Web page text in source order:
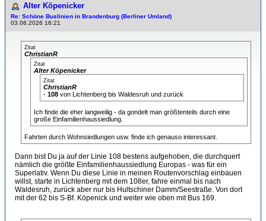
Alter Köpenicker
Re: Schöne Buslinien in Brandenburg (Berliner Umland)
03.06.2026 16:21
Zitat
ChristianR
Zitat
Alter Köpenicker
Zitat
ChristianR
- 108 von Lichtenberg bis Waldesruh und zurück
Ich finde die eher langweilig - da gondelt man größtenteils durch eine
große Einfamilienhaussiedlung.
Fahrten durch Wohnsiedlungen usw. finde ich genauso interessant.
Dann bist Du ja auf der Linie 108 bestens aufgehoben, die durchquert
nämlich die größte Einfamilienhaussiedlung Europas - was für ein
Superlativ. Wenn Du diese Linie in meinen Routenvorschlag einbauen
willst, starte in Lichtenberg mit dem 108er, fahre einmal bis nach
Waldesruh, zurück aber nur bis Hultschiner Damm/Seestraße. Von dort
mit der 62 bis S-Bf. Köpenick und weiter wie oben mit Bus 169.